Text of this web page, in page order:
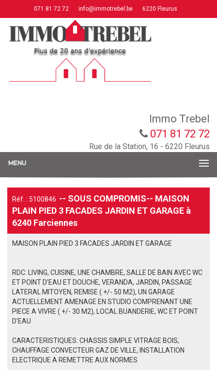
071 81 72 72 info@immotrebel.be 6220 Fleurus
Immo Trebel
071 81 72 72
Rue de la Station, 16 - 6220 Fleurus
MENU
Réf. : 5100846 -- SOUS COMPROMIS-- MAISON
PLAIN PIED 3 FACADES JARDIN ET GARAGE à
6240 Farciennes
MAISON PLAIN PIED 3 FACADES JARDIN ET GARAGE
RDC: LIVING, CUISINE, UNE CHAMBRE, SALLE DE BAIN AVEC WC
ET POINT D'EAU ET DOUCHE, VERANDA, JARDIN, PASSAGE
LATERAL MITOYEN, REMISE ( +/- 50 M2), UN GARAGE
ACTUELLEMENT AMENAGE EN STUDIO COMPRENANT UNE
PIECE A VIVRE ( +/- 30 M2), LOCAL BUANDERIE, WC ET POINT
D'EAU
CARACTERISTIQUES: CHASSIS SIMPLE VITRAGE BOIS,
CHAUFFAGE CONVECTEUR GAZ DE VILLE, INSTALLATION
ELECTRIQUE A REMETTRE AUX NORMES